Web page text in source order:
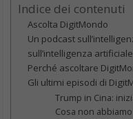
Indice dei contenuti
Ascolta DigitMondo
Un podcast
sull’intelligenza artificiale
Perché ascoltare
Gli ultimi episodi di
Trump in Cina:
Cosa non